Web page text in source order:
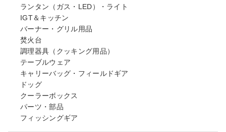
ランタン（ガス・LED）・ライト
IGT＆キッチン
バーナー・グリル用品
焚火台
調理器具（クッキング用品）
テーブルウェア
キャリーバッグ・フィールドギア
ドッグ
クーラーボックス
パーツ・部品
フィッシングギア